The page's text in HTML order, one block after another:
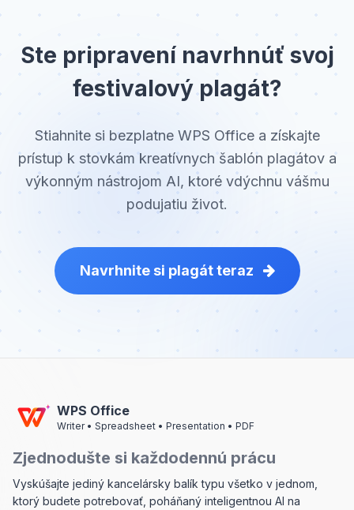
Ste pripravení navrhnúť svoj
festivalový plagát?
Stiahnite si bezplatne WPS Office a získajte
prístup k stovkám kreatívnych šablón plagátov a
výkonným nástrojom AI, ktoré vdýchnu vášmu
podujatiu život.
Navrhnite si plagát teraz
WPS Office
Writer • Spreadsheet • Presentation • PDF
Zjednodušte si každodennú prácu
Vyskúšajte jediný kancelársky balík typu všetko v jednom,
ktorý budete potrebovať, poháňaný inteligentnou AI na